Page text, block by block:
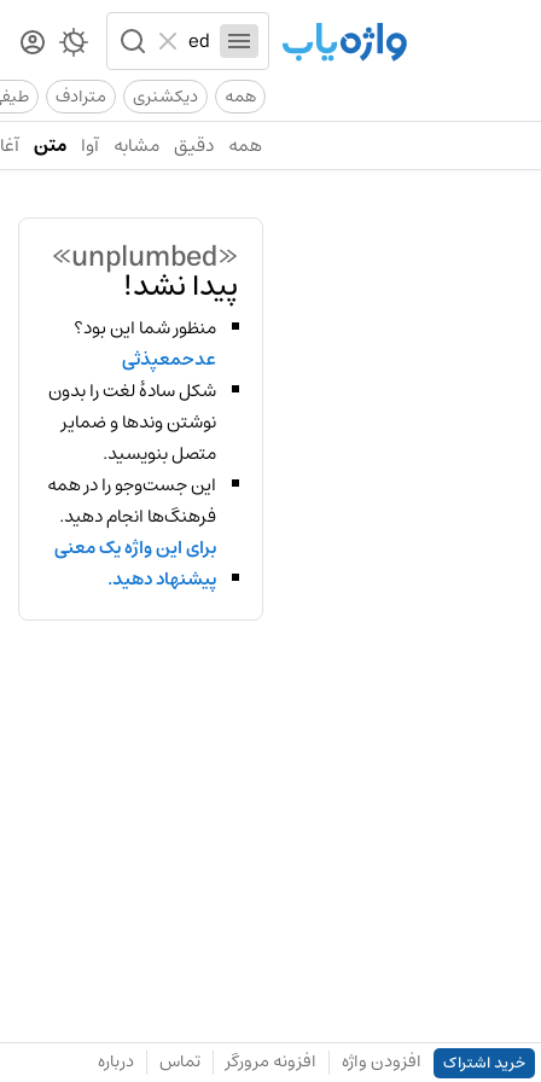
همه دیکشنری مترادف
همه دقیق مشابه آوا متن
«unplumbed»
پیدا نشد!
منظور شما این بود؟
عدحمعپذثی
شکل سادهٔ لغت را بدون
نوشتن وندها و ضمایر
متصل بنویسید.
این جست‌وجو را در همه
فرهنگ‌ها انجام دهید.
برای این واژه یک معنی
پیشنهاد دهید.
خرید اشتراک افزودن واژه افزونه مرورگر تماس درباره